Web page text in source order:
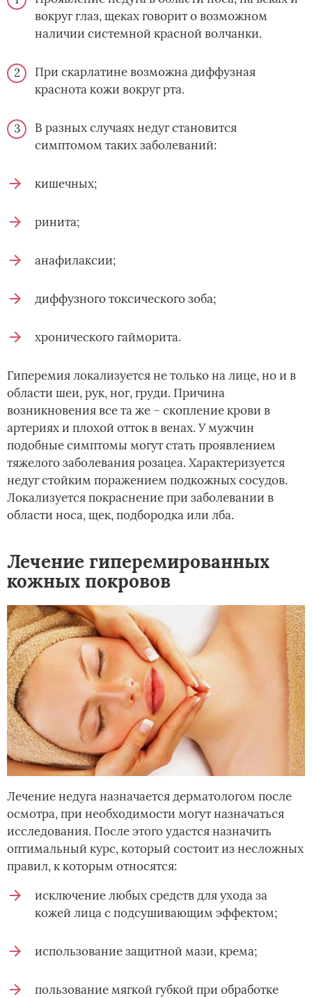
вокруг глаз, щеках говорит о возможном
наличии системной красной волчанки.
При скарлатине возможна диффузная
краснота кожи вокруг рта.
В разных случаях недуг становится
симптомом таких заболеваний:
кишечных;
ринита;
анафилаксии;
диффузного токсического зоба;
хронического гайморита.
Гиперемия локализуется не только на лице, но и в
области шеи, рук, ног, груди. Причина
возникновения все та же – скопление крови в
артериях и плохой отток в венах. У мужчин
подобные симптомы могут стать проявлением
тяжелого заболевания розацеа. Характеризуется
недуг стойким поражением подкожных сосудов.
Локализуется покраснение при заболевании в
области носа, щек, подбородка или лба.
Лечение гиперемированных
кожных покровов
Лечение недуга назначается дерматологом после
осмотра, при необходимости могут назначаться
исследования. После этого удастся назначить
оптимальный курс, который состоит из несложных
правил, к которым относятся:
исключение любых средств для ухода за
кожей лица с подсушивающим эффектом;
использование защитной мази, крема;
пользование мягкой губкой при обработке